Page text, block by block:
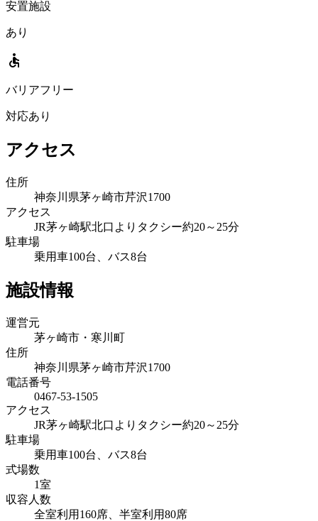
安置施設
あり
accessible
バリアフリー
対応あり
アクセス
住所
神奈川県茅ヶ崎市芹沢1700
アクセス
JR茅ヶ崎駅北口よりタクシー約20～25分
駐車場
乗用車100台、バス8台
施設情報
運営元
茅ヶ崎市・寒川町
住所
神奈川県茅ヶ崎市芹沢1700
電話番号
0467-53-1505
アクセス
JR茅ヶ崎駅北口よりタクシー約20～25分
駐車場
乗用車100台、バス8台
式場数
1室
収容人数
全室利用160席、半室利用80席